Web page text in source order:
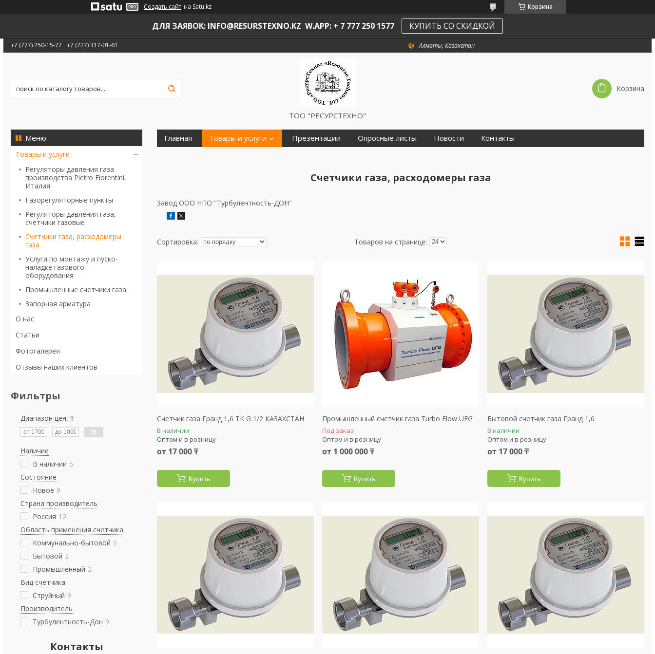
Создать сайт на Satu.kz Корзина
ДЛЯ ЗАЯВОК: INFO@RESURSTEXNO.KZ W.APP: + 7 777 250 1577 КУПИТЬ СО СКИДКОЙ
+7 (777) 250-15-77 +7 (727) 317-01-61 Алматы, Казахстан
ТОО "РЕСУРСТЕХНО"
Корзина
Товары и услуги
Регуляторы давления газа
производства Pietro Fiorentini,
Италия
Газорегуляторные пункты
Регуляторы давления газа,
счетчики газовые
Счетчики газа, расходомеры
газа
Услуги по монтажу и пуско-
наладке газового
оборудования
Промышленные счетчики газа
Запорная арматура
О нас
Статьи
Фотогалерея
Отзывы наших клиентов
Фильтры
Диапазон цен, ₸
Наличие
В наличии 5
Состояние
Новое 9
Страна производитель
Россия 12
Область применения счетчика
Коммунально-бытовой 9
Бытовой 2
Промышленный 2
Вид счетчика
Струйный 9
Производитель
Турбулентность-Дон 9
Контакты
Главная Товары и услуги Презентации Опросные листы Новости Контакты
Счетчики газа, расходомеры газа
Завод ООО НПО "Турбулентность-ДОН"
Счетчик газа Гранд 1,6 ТК G 1/2 КАЗАХСТАН
В наличии
Оптом и в розницу
от 17 000 ₸
Купить
Промышленный счетчик газа Turbo Flow UFG
Под заказ
Оптом и в розницу
от 1 000 000 ₸
Купить
Бытовой счетчик газа Гранд 1,6
В наличии
Оптом и в розницу
от 17 000 ₸
Купить